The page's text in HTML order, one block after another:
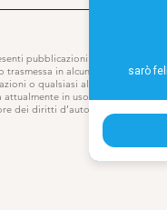
pubblicazioni o sito può essere
in alcun modo,
o qualsiasi altro modo di
in uso o che verrà
dei diritti d’autore.
sarò